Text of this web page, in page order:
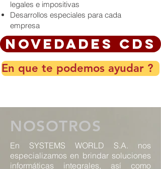
legales e impositivas
Desarrollos especiales para cada
empresa
Novedades CDS
En que te podemos ayudar ?
NOSOTROS
En SYSTEMS WORLD S.A. nos
especializamos en brindar soluciones
informáticas integrales, así como